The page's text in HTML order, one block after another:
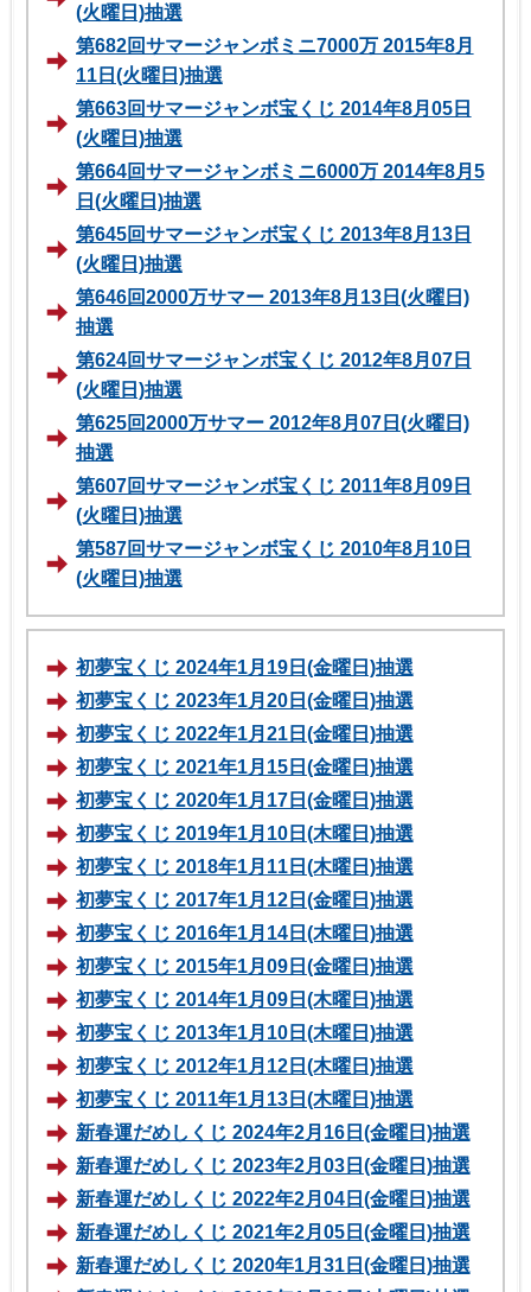
(火曜日)抽選
第682回サマージャンボミニ7000万 2015年8月
11日(火曜日)抽選
第663回サマージャンボ宝くじ 2014年8月05日
(火曜日)抽選
第664回サマージャンボミニ6000万 2014年8月5
日(火曜日)抽選
第645回サマージャンボ宝くじ 2013年8月13日
(火曜日)抽選
第646回2000万サマー 2013年8月13日(火曜日)
抽選
第624回サマージャンボ宝くじ 2012年8月07日
(火曜日)抽選
第625回2000万サマー 2012年8月07日(火曜日)
抽選
第607回サマージャンボ宝くじ 2011年8月09日
(火曜日)抽選
第587回サマージャンボ宝くじ 2010年8月10日
(火曜日)抽選
初夢宝くじ 2024年1月19日(金曜日)抽選
初夢宝くじ 2023年1月20日(金曜日)抽選
初夢宝くじ 2022年1月21日(金曜日)抽選
初夢宝くじ 2021年1月15日(金曜日)抽選
初夢宝くじ 2020年1月17日(金曜日)抽選
初夢宝くじ 2019年1月10日(木曜日)抽選
初夢宝くじ 2018年1月11日(木曜日)抽選
初夢宝くじ 2017年1月12日(金曜日)抽選
初夢宝くじ 2016年1月14日(木曜日)抽選
初夢宝くじ 2015年1月09日(金曜日)抽選
初夢宝くじ 2014年1月09日(木曜日)抽選
初夢宝くじ 2013年1月10日(木曜日)抽選
初夢宝くじ 2012年1月12日(木曜日)抽選
初夢宝くじ 2011年1月13日(木曜日)抽選
新春運だめしくじ 2024年2月16日(金曜日)抽選
新春運だめしくじ 2023年2月03日(金曜日)抽選
新春運だめしくじ 2022年2月04日(金曜日)抽選
新春運だめしくじ 2021年2月05日(金曜日)抽選
新春運だめしくじ 2020年1月31日(金曜日)抽選